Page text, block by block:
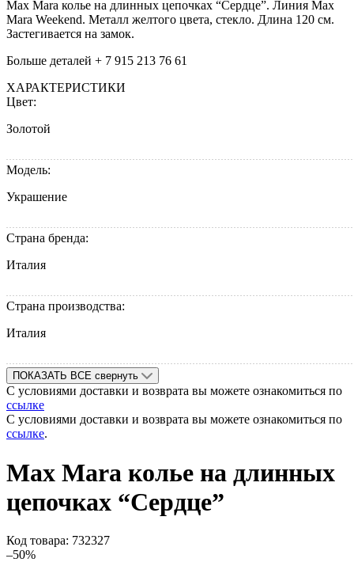
Max Mara колье на длинных цепочках “Сердце”. Линия Max
Mara Weekend. Металл желтого цвета, cтекло. Длина 120 см.
Застегивается на замок.
Больше деталей + 7 915 213 76 61
ХАРАКТЕРИСТИКИ
Цвет:
Золотой
Модель:
Украшение
Страна бренда:
Италия
Страна производства:
Италия
ПОКАЗАТЬ ВСЕ свернуть
С условиями доставки и возврата вы можете ознакомиться по
ссылке
С условиями доставки и возврата вы можете ознакомиться по
ссылке.
Max Mara колье на длинных
цепочках “Сердце”
Код товара: 732327
–50%